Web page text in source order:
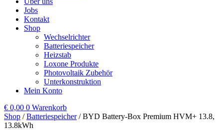
Jobs
Kontakt
Shop
Wechselrichter
Batteriespeicher
Heizstab
Loxone Produkte
Photovoltaik Zubehör
Unterkonstruktion
Mein Konto
€ 0,00 0 Warenkorb
Shop /Batteriespeicher/ BYD Battery-Box Premium HVM+ 13.8,
13.8kWh